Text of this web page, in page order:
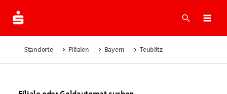
Suche
Standorte Filialen Bayern Teublitz